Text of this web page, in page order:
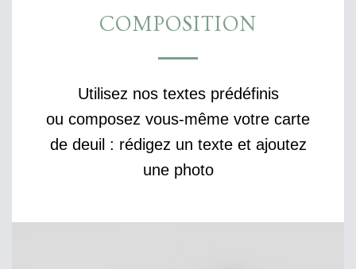
COMPOSITION
Utilisez nos textes prédéfinis
ou composez vous-même votre carte
de deuil : rédigez un texte et ajoutez
une photo